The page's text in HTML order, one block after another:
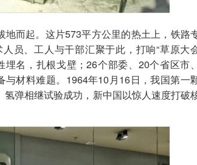
而起。这片573平方公里的热土上，铁路
员、工人与干部汇聚于此，打响“草原大
名，扎根戈壁；26个部委、20个省区市、
材料难题。1964年10月16日，我国第一
弹相继试验成功，新中国以惊人速度打破